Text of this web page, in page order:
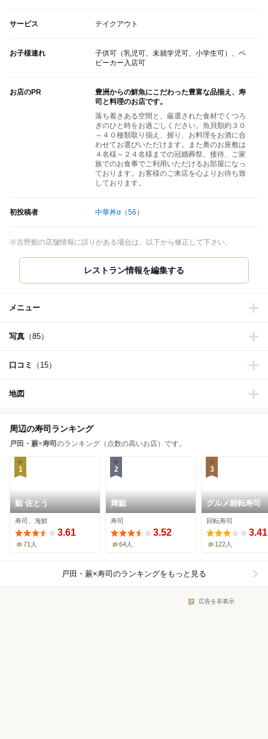
サービス テイクアウト
お子様連れ
子供可（乳児可、未就学児可、小学生可）、ベ
ビーカー入店可
お店のPR
豊洲からの鮮魚にこだわった豊富な品揃え、寿
司と料理のお店です。
落ち着きある空間と、厳選された食材でくつろ
ぎのひと時をお過ごしください。魚貝類約３０
～４０種類取り揃え、握り、お料理をお酒に合
わせてお選びいただけます。また奥のお座敷は
４名様～２４名様までの冠婚葬祭、接待、ご家
族でのお食事でご利用いただけるお部屋になっ
ております。お客様のご来店を心よりお待ち致
しております。
初投稿者 中華丼α （56）
※吉野鮨の店舗情報に誤りがある場合は、以下から修正して下さい。
レストラン情報を編集する
メニュー
写真 （85）
口コミ （15）
地図
周辺の寿司ランキング
戸田・蕨×寿司 のランキング（点数の高いお店）です。
1
鮨 佐とう
寿司、海鮮
3.61
71人
2
輝鮨
寿司
3.52
64人
3
グルメ廻転寿
ぐろ問屋 めぐ
戸田公園店
回転寿司
3.41
122人
戸田・蕨×寿司 のランキングをもっと見る
広告を非表示